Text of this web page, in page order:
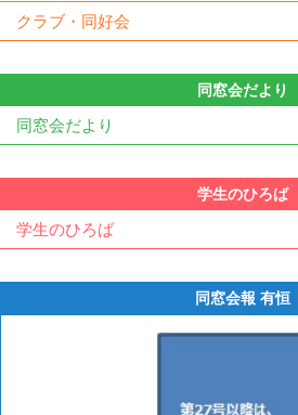
クラブ・同好会
同窓会だより
同窓会だより
学生のひろば
学生のひろば
同窓会報 有恒